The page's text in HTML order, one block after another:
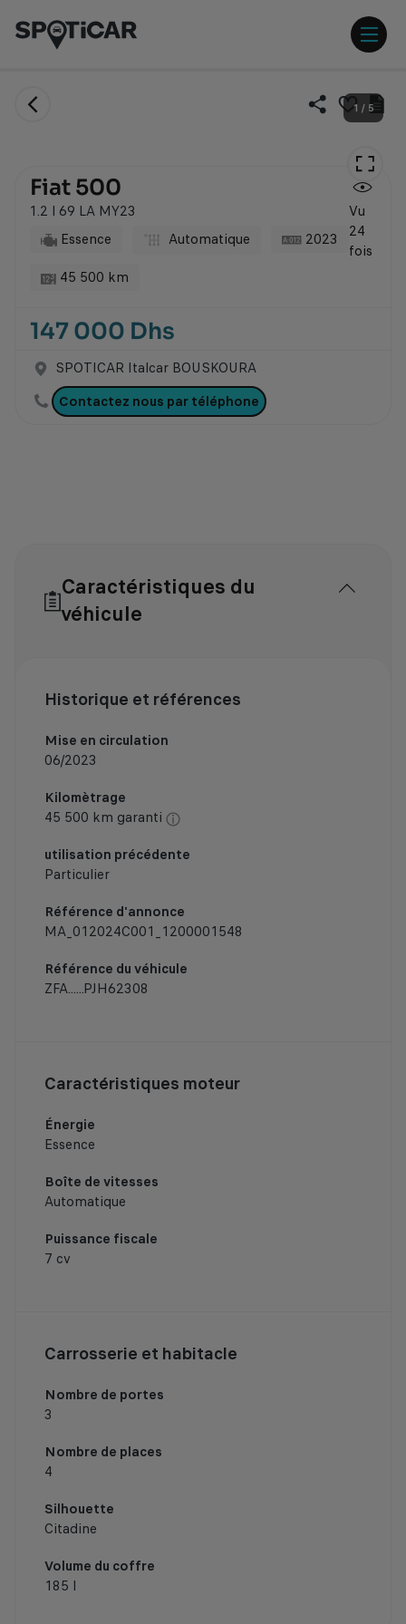
contenu
pied
le
Envoi
lien
Ajouter
véhicule
ma
sélection
1 / 5
Vu
24
fois
Fiat 500
1.2 l 69 LA MY23
Essence
Automatique
2023
45 500 km
147 000 Dhs
SPOTICAR Italcar BOUSKOURA
Contactez nous par téléphone
Caractéristiques du
véhicule
Historique et références
Mise en circulation
06/2023
Kilomètrage
45 500 km garanti
utilisation précédente
Particulier
Référence d'annonce
MA_012024C001_1200001548
Référence du véhicule
ZFA......PJH62308
Caractéristiques moteur
Énergie
Essence
Boîte de vitesses
Automatique
Puissance fiscale
7 cv
Carrosserie et habitacle
Nombre de portes
3
Nombre de places
4
Silhouette
Citadine
Volume du coffre
185 l